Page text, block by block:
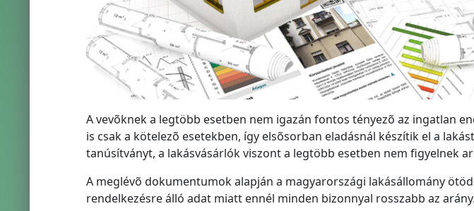
A vevõknek a legtöbb esetben nem igazán fontos tényezõ az ingatlan
is csak a kötelezõ esetekben, így elsõsorban eladásnál készítik el a
tanúsítványt, a lakásvásárlók viszont a legtöbb esetben nem figyelnek
A meglévõ dokumentumok alapján a magyarországi lakásállomány
rendelkezésre álló adat miatt ennél minden bizonnyal rosszabb az arány.